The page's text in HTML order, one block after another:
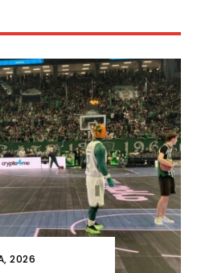
2026